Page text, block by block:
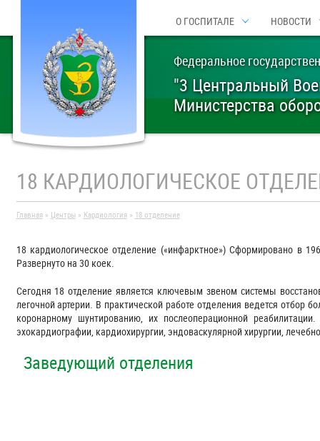
О ГОСПИТАЛЕ НОВОСТИ
Федеральное
"3 Центральный
Министерства
18 КАРДИОЛОГИЧЕСКОЕ
Главная» Центры» Кардиология» 18 отделение
18 кардиологическое отделение («инфарктное») Сформировано в
Развернуто на 30 коек.
Сегодня 18 отделение является ключевым звеном системы
легочной артерии. В практической работе отделения ведется
коронарному шунтированию, их послеоперационной
эхокардиографии, кардиохирургии, эндоваскулярной хирургии,
Заведующий отделения